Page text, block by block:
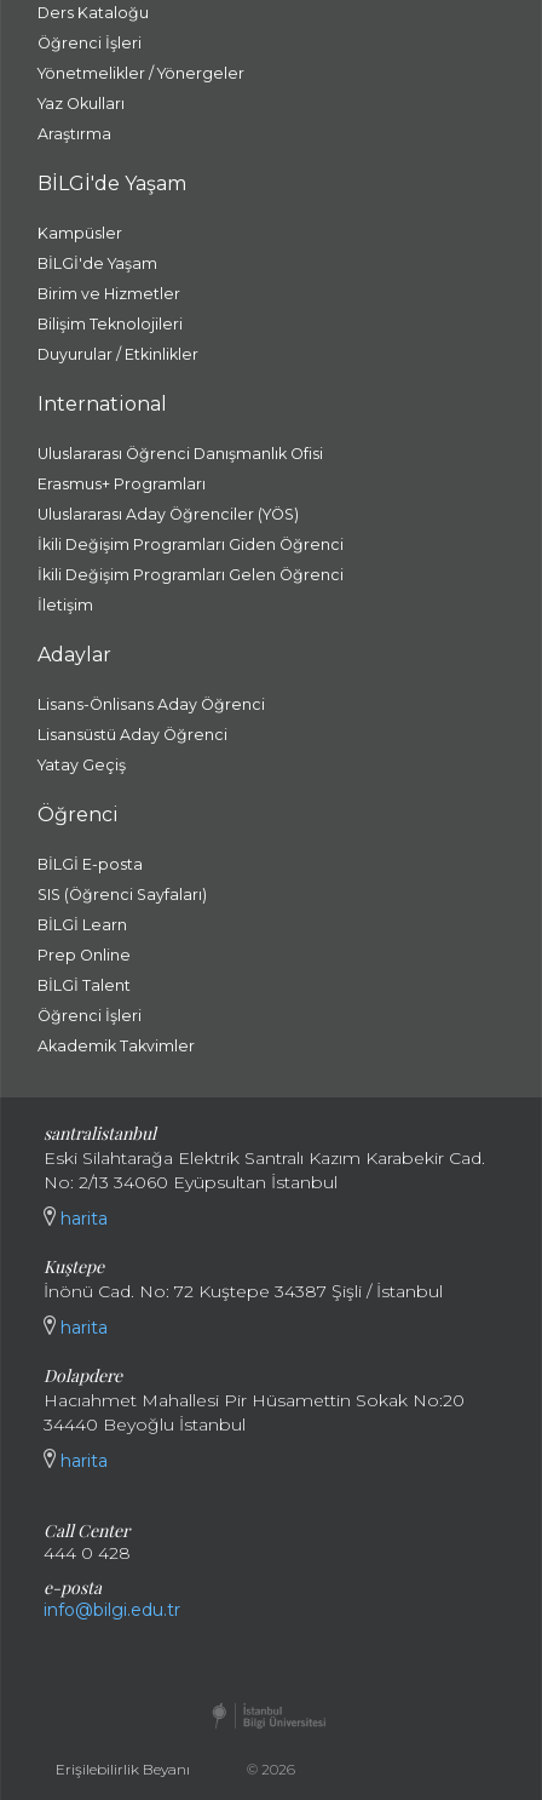
Ders Kataloğu
Öğrenci İşleri
Yönetmelikler / Yönergeler
Yaz Okulları
Araştırma
BİLGİ'de Yaşam
Kampüsler
BİLGİ'de Yaşam
Birim ve Hizmetler
Bilişim Teknolojileri
Duyurular / Etkinlikler
International
Uluslararası Öğrenci Danışmanlık Ofisi
Erasmus+ Programları
Uluslararası Aday Öğrenciler (YÖS)
İkili Değişim Programları Giden Öğrenci
İkili Değişim Programları Gelen Öğrenci
İletişim
Adaylar
Lisans-Önlisans Aday Öğrenci
Lisansüstü Aday Öğrenci
Yatay Geçiş
Öğrenci
BİLGİ E-posta
SIS (Öğrenci Sayfaları)
BİLGİ Learn
Prep Online
BİLGİ Talent
Öğrenci İşleri
Akademik Takvimler
santralistanbul
Eski Silahtarağa Elektrik Santralı Kazım Karabekir Cad.
No: 2/13 34060 Eyüpsultan İstanbul
harita
Kuştepe
İnönü Cad. No: 72 Kuştepe 34387 Şişli / İstanbul
harita
Dolapdere
Hacıahmet Mahallesi Pir Hüsamettin Sokak No:20
34440 Beyoğlu İstanbul
harita
Call Center
444 0 428
e-posta
info@bilgi.edu.tr
Erişilebilirlik Beyanı © 2026